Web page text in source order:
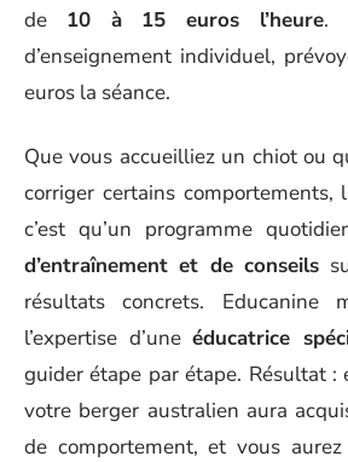
de 10 à 15 euros l’heure.
d’enseignement individuel,
euros la séance.
Que vous accueilliez un chiot ou
corriger certains comportements,
c’est qu’un programme
d’entraînement et de conseils
résultats concrets. Educanine
l’expertise d’uneéducatrice
guider étape par étape. Résultat :
votre berger australien aura
de comportement, et vous